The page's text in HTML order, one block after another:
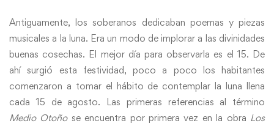
Antiguamente, los soberanos dedicaban poemas y piezas
musicales a la luna. Era un modo de implorar a las divinidades
buenas cosechas. El mejor día para observarla es el 15. De
ahí surgió esta festividad, poco a poco los habitantes
comenzaron a tomar el hábito de contemplar la luna llena
cada 15 de agosto. Las primeras referencias al término
Medio Otoñose encuentra por primera vez en la obra Los